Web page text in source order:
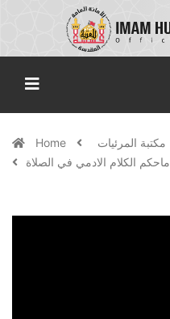
Home مكتبة المرئيات
ماحكم الكلام الادمي في الصلاة